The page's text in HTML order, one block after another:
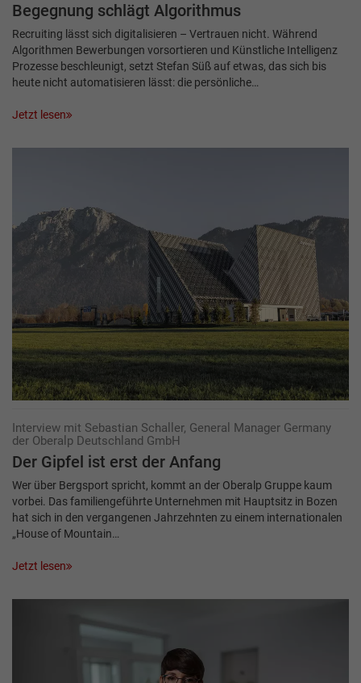
Begegnung schlägt Algorithmus
Recruiting lässt sich digitalisieren – Vertrauen nicht. Während
Algorithmen Bewerbungen vorsortieren und Künstliche Intelligenz
Prozesse beschleunigt, setzt Stefan Süß auf etwas, das sich bis
heute nicht automatisieren lässt: die persönliche…
Jetzt lesen
Interview mit Sebastian Schaller, General Manager Germany
der Oberalp Deutschland GmbH
Der Gipfel ist erst der Anfang
Wer über Bergsport spricht, kommt an der Oberalp Gruppe kaum
vorbei. Das familiengeführte Unternehmen mit Hauptsitz in Bozen
hat sich in den vergangenen Jahrzehnten zu einem internationalen
„House of Mountain…
Jetzt lesen